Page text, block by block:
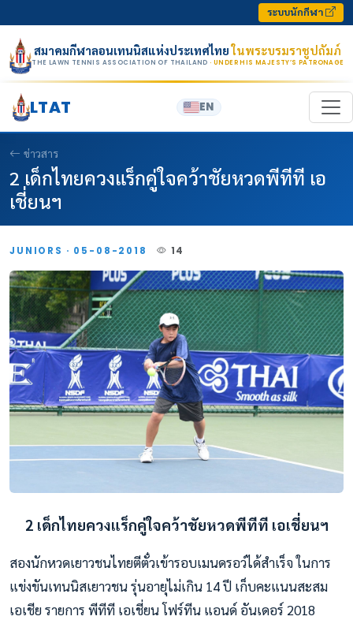
ระบบนักกีฬา
สมาคมกีฬาลอนเทนนิสแห่งประเทศไทยในพระบรมราชูปถัมภ์
THE LAWN TENNIS ASSOCIATION OF THAILAND · UNDER HIS MAJESTY’S PATRONAGE
LTAT EN
ข่าวสาร
2 เด็กไทยควงแร็กคู่ใจคว้าชัยหวดพีทีที เอ
เชี่ยนฯ
JUNIORS · 05-08-2018 14
2 เด็กไทยควงแร็กคู่ใจคว้าชัยหวดพีทีที เอเชี่ยนฯ
สองนักหวดเยาวชนไทยตีตั๋วเข้ารอบเมนดรอว์ได้สำเร็จ ในการ
แข่งขันเทนนิสเยาวชน รุ่นอายุไม่เกิน 14 ปี เก็บคะแนนสะสม
เอเชีย รายการ พีทีที เอเชี่ยน โฟร์ทีน แอนด์ อันเดอร์ 2018